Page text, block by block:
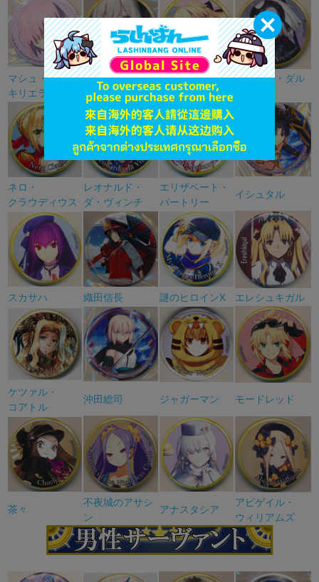
マシュ・
キリエライト
マリー・
アントワネット
アルトリア・
ペンドラゴン
ジャンヌ・ダル
ネロ・
クラウディウス
レオナルド・
ダ・ヴィンチ
エリザベート・
バートリー
イシュタル
スカサハ 織田信長 謎のヒロインX エレシュキガル
ケツァル・
コアトル
沖田総司 ジャガーマン モードレッド
茶々
不夜城のアサシ
ン
アナスタシア
アビゲイル・
ウィリアムズ